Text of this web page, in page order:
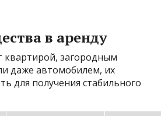
в аренду
квартирой, загородным
даже автомобилем, их
для получения стабильного